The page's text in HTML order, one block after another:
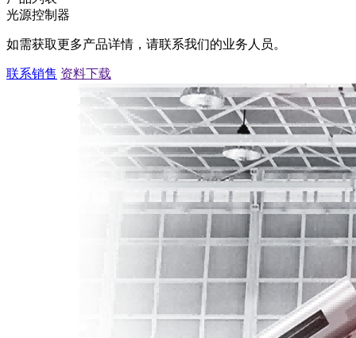
光源控制器
如需获取更多产品详情，请联系我们的业务人员。
联系销售 资料下载